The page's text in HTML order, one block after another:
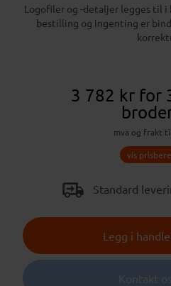
Logofiler og -detaljer legges til i
bestilling og ingenting er
3 782 kr for
mva og frakt
vis
Standard
Legg i
Kontakt